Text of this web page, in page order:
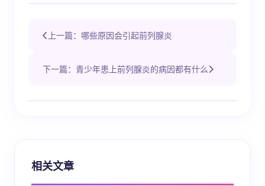
上一篇：哪些原因会引起前列腺炎
下一篇：青少年患上前列腺炎的病因都有什么
相关文章